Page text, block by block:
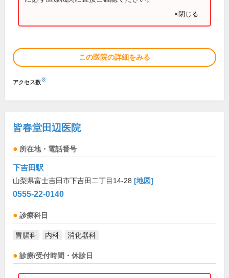
×閉じる
この医院の詳細をみる
アクセス数※
皆春堂田辺医院
所在地・電話番号
下吉田駅
山梨県富士吉田市下吉田二丁目14-28 [地図]
0555-22-0140
診療科目
胃腸科 内科 消化器科
診療/受付時間・休診日